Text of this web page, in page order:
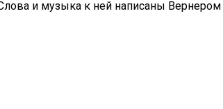
и музыка к ней написаны Вернером